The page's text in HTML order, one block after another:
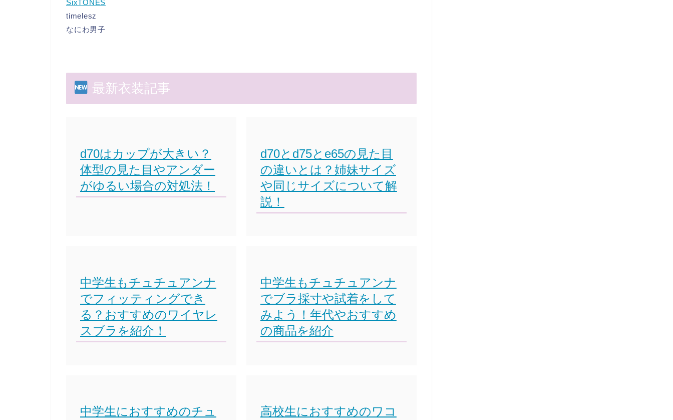
SixTONES
timelesz
なにわ男子
最新衣装記事
d70はカップが大きい？
体型の見た目やアンダー
がゆるい場合の対処法！
d70とd75とe65の見た目
の違いとは？姉妹サイズ
や同じサイズについて解
説！
中学生もチュチュアンナ
でフィッティングでき
る？おすすめのワイヤレ
スブラを紹介！
中学生もチュチュアンナ
でブラ採寸や試着をして
みよう！年代やおすすめ
の商品を紹介
中学生におすすめのチュ
高校生におすすめのワコ